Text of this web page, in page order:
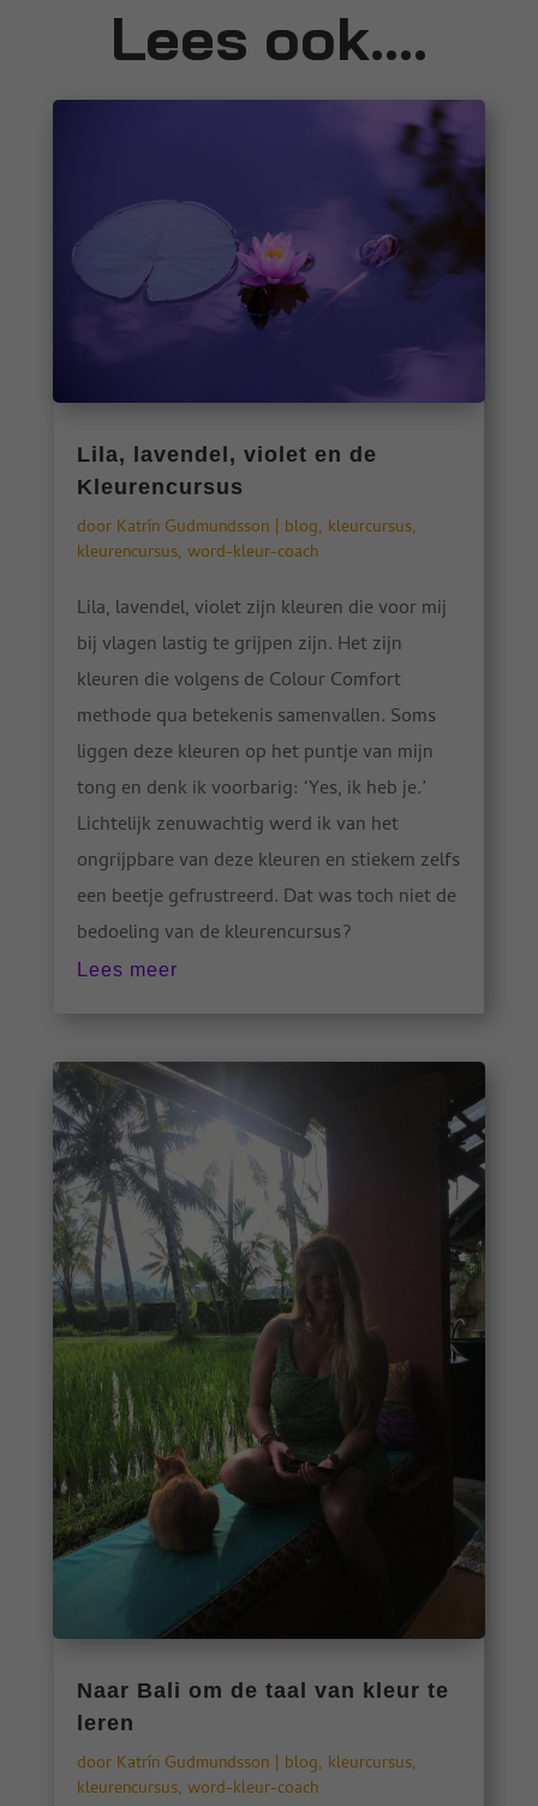
Lees ook....
Lila, lavendel, violet en de
Kleurencursus
door Katrín Gudmundsson| blog, kleurcursus,
kleurencursus, word-kleur-coach
Lila, lavendel, violet zijn kleuren die voor mij
bij vlagen lastig te grijpen zijn. Het zijn
kleuren die volgens de Colour Comfort
methode qua betekenis samenvallen. Soms
liggen deze kleuren op het puntje van mijn
tong en denk ik voorbarig: ‘Yes, ik heb je.’
Lichtelijk zenuwachtig werd ik van het
ongrijpbare van deze kleuren en stiekem zelfs
een beetje gefrustreerd. Dat was toch niet de
bedoeling van de kleurencursus?
Lees meer
Naar Bali om de taal van kleur te
leren
door Katrín Gudmundsson| blog, kleurcursus,
kleurencursus, word-kleur-coach